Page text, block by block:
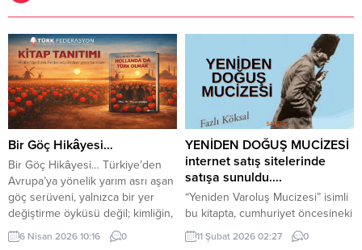
Bir Göç Hikâyesi…
Bir Göç Hikâyesi… Türkiye’den
Avrupa’ya yönelik yarım asrı aşan
göç serüveni, yalnızca bir yer
değiştirme öyküsü değil; kimliğin,
aidiyetin, hatırlamanın ve yeniden
kök salmanın hikâyesidir. 60.
6 Nisan 2026 10:16 0
YENİDEN DOĞUŞ MUCİZESİ
internet satış sitelerinde
satışa sunuldu….
“Yeniden Varoluş Mucizesi” isimli
bu kitapta, cumhuriyet öncesineki
dört beş yılı anlatan yüzlerce
roman, anı, mektup ve hikaye
11 Şubat 2026 02:27 0